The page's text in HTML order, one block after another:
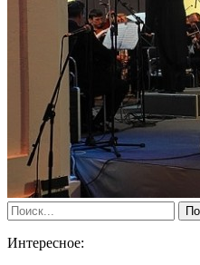
Интересное: